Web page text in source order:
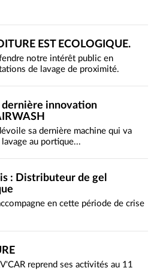
EST ECOLOGIQUE.
notre intérêt public en
de lavage de proximité.
innovation
sa dernière machine qui va
au portique...
: Distributeur de gel
en cette période de crise
reprend ses activités au 11